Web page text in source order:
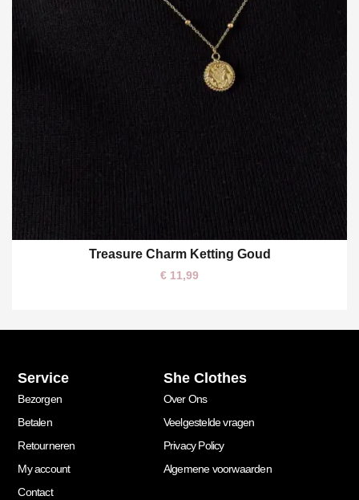
One size
Treasure Charm Ketting Goud
€ 11,99
Service
Bezorgen
Betalen
Retourneren
My account
Contact
She Clothes
Over Ons
Veelgestelde vragen
Privacy Policy
Algemene voorwaarden